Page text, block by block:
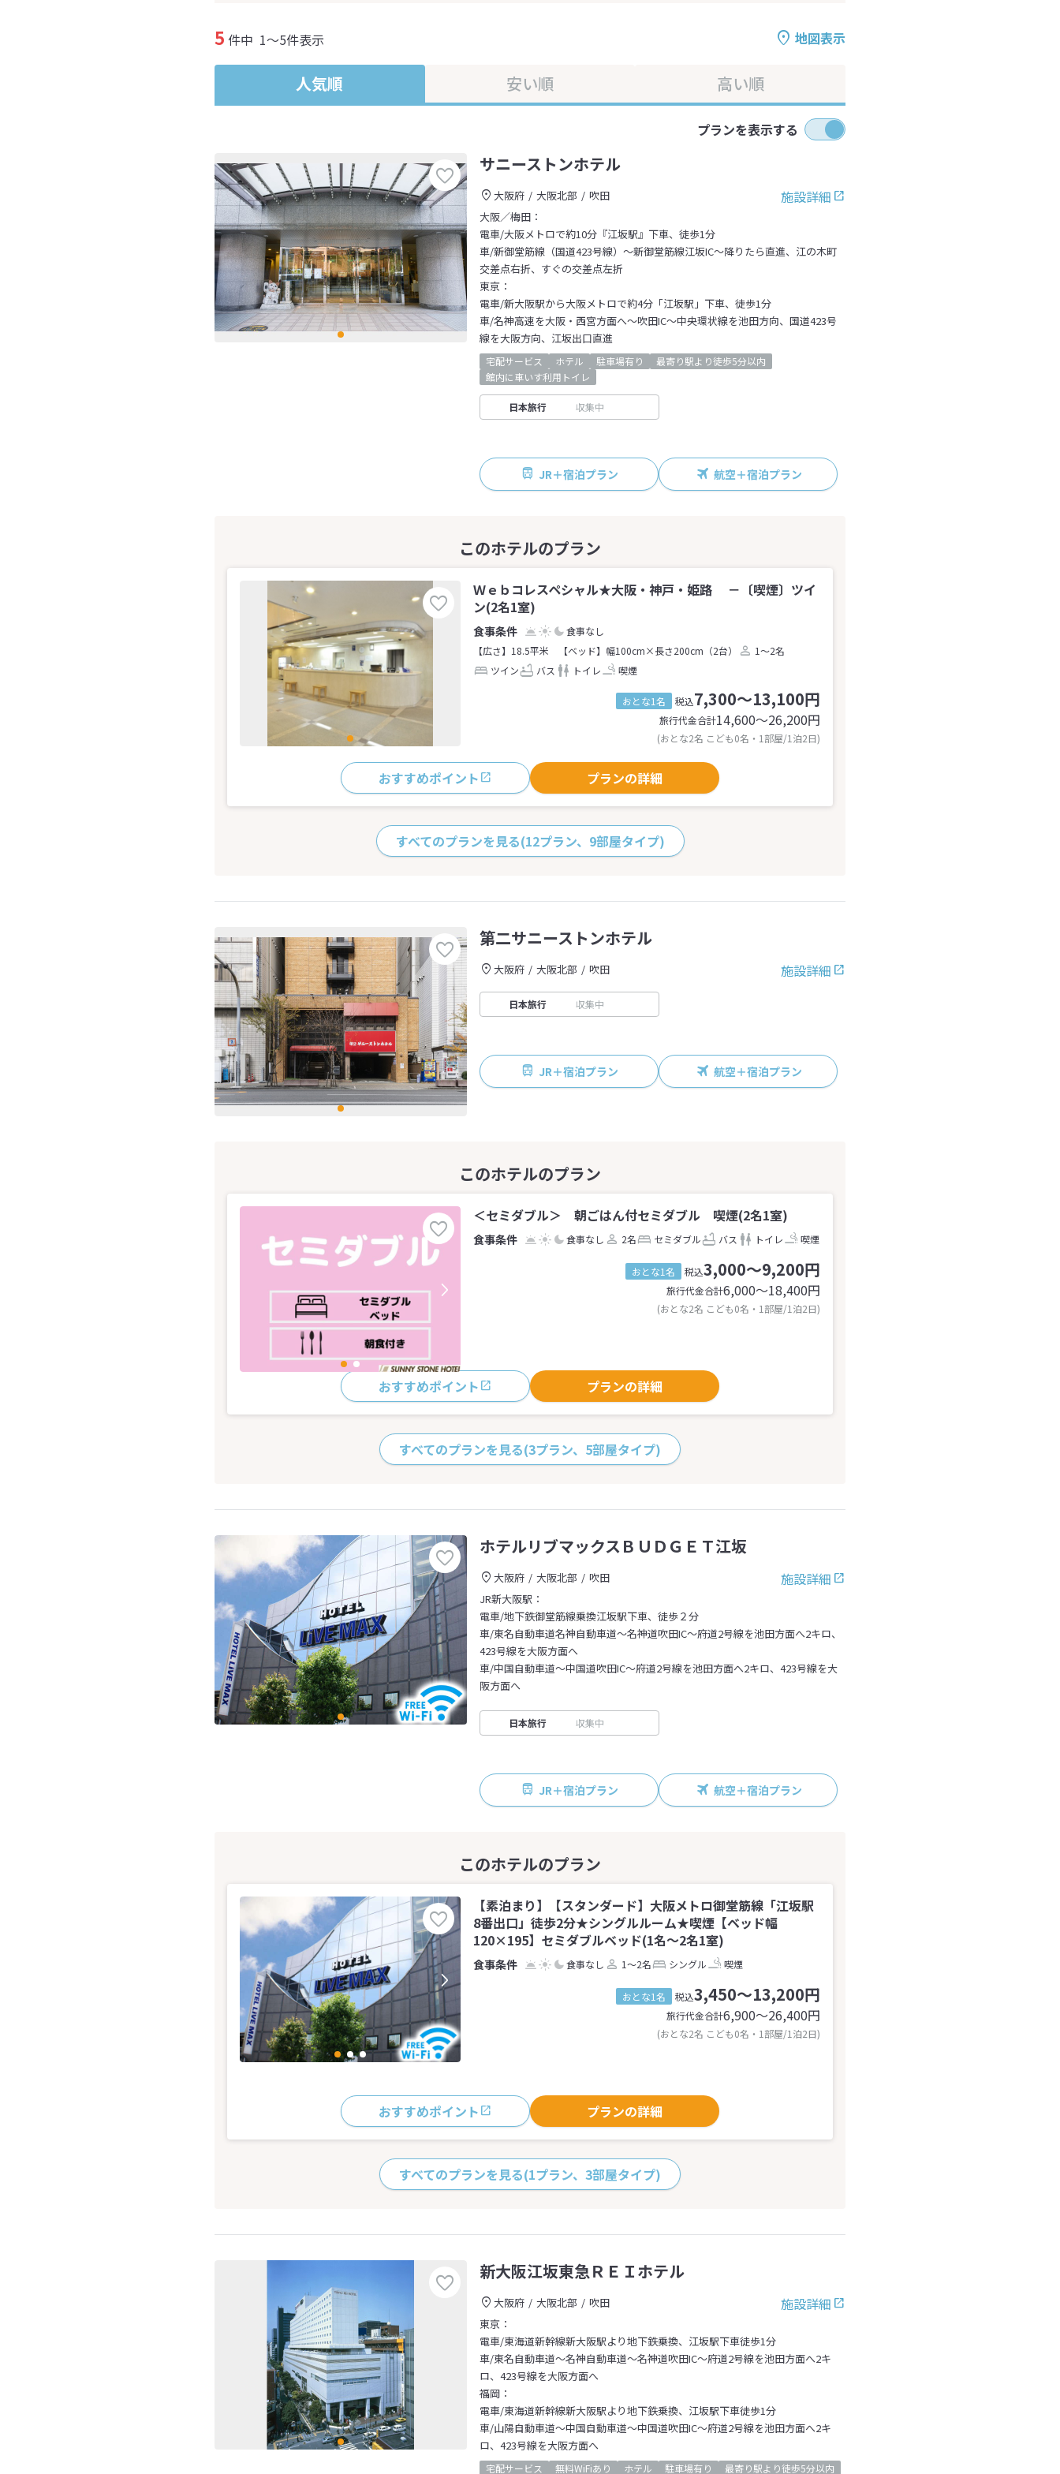
地図表示
5 件中 1～5件表示
人気順 安い順 高い順
プランを表示する
サニーストンホテル
施設詳細
大阪府 大阪北部
吹田
大阪／梅田：
電車/大阪メトロで約10分『江坂駅』下車、徒歩1分
車/新御堂筋線（国道423号線）～新御堂筋線江坂IC～降りたら直進、江の木町
交差点右折、すぐの交差点左折
東京：
電車/新大阪駅から大阪メトロで約4分「江坂駅」下車、徒歩1分
車/名神高速を大阪・西宮方面へ～吹田IC～中央環状線を池田方向、国道423号
線を大阪方向、江坂出口直進
宅配サービス ホテル 駐車場有り
最寄り駅より徒歩5分以内
館内に車いす利用トイレ
日本旅行 収集中
JR＋宿泊プラン 航空＋宿泊プラン
Ｗｅｂコレスペシャル★大阪・神戸・姫路 －〔喫煙〕ツイ
ン(2名1室)
食事なし
【広さ】18.5平米
【ベッド】幅100cm×長さ200cm（2台）
1～2名
ツイン
バス トイレ 喫煙
おとな1名 税込7,300～13,100円
旅行代金合計14,600〜26,200円
(おとな2名 こども0名・1部屋/1泊2日)
おすすめポイント プランの詳細
すべてのプランを見る(12プラン、9部屋タイプ)
第二サニーストンホテル
施設詳細
大阪府 大阪北部 吹田
日本旅行 収集中
JR＋宿泊プラン 航空＋宿泊プラン
＜セミダブル＞ 朝ごはん付セミダブル 喫煙(2名1室)
食事なし 2名 セミダブル バス トイレ 喫煙
おとな1名 税込3,000～9,200円
旅行代金合計6,000〜18,400円
(おとな2名 こども0名・1部屋/1泊2日)
おすすめポイント プランの詳細
すべてのプランを見る(3プラン、5部屋タイプ)
ホテルリブマックスＢＵＤＧＥＴ江坂
施設詳細
大阪府 大阪北部
吹田
JR新大阪駅：
電車/地下鉄御堂筋線乗換江坂駅下車、徒歩２分
車/東名自動車道名神自動車道～名神道吹田IC～府道2号線を池田方面へ2キロ、
423号線を大阪方面へ
車/中国自動車道～中国道吹田IC～府道2号線を池田方面へ2キロ、423号線を大
阪方面へ
日本旅行 収集中
JR＋宿泊プラン 航空＋宿泊プラン
【素泊まり】【スタンダード】大阪メトロ御堂筋線「江坂駅
8番出口」徒歩2分★シングルルーム★喫煙【ベッド幅
120×195】セミダブルベッド(1名～2名1室)
食事なし 1～2名 シングル 喫煙
おとな1名 税込3,450～13,200円
旅行代金合計6,900〜26,400円
(おとな2名 こども0名・1部屋/1泊2日)
おすすめポイント プランの詳細
すべてのプランを見る(1プラン、3部屋タイプ)
新大阪江坂東急ＲＥＩホテル
施設詳細
大阪府 大阪北部
吹田
東京：
電車/東海道新幹線新大阪駅より地下鉄乗換、江坂駅下車徒歩1分
車/東名自動車道～名神自動車道～名神道吹田IC～府道2号線を池田方面へ2キ
ロ、423号線を大阪方面へ
福岡：
電車/東海道新幹線新大阪駅より地下鉄乗換、江坂駅下車徒歩1分
車/山陽自動車道～中国自動車道～中国道吹田IC～府道2号線を池田方面へ2キ
ロ、423号線を大阪方面へ
宅配サービス 無料WiFiあり ホテル 駐車場有り 最寄り駅より徒歩5分以内